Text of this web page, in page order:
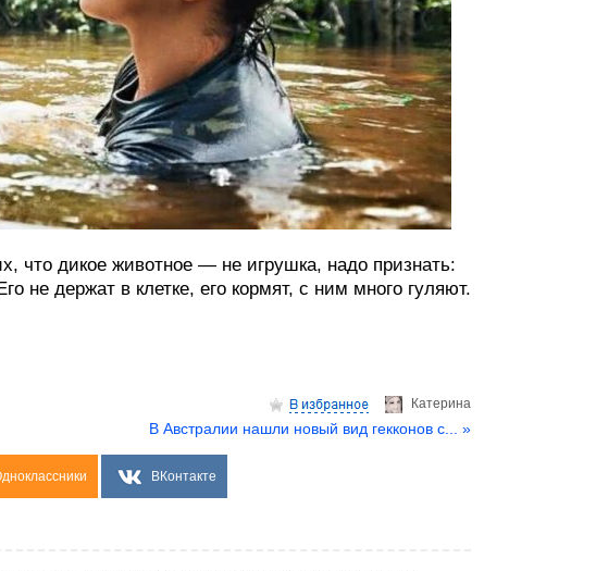
дикое животное — не игрушка, надо признать:
не держат в клетке, его кормят, с ним много гуляют.
Катерина
В Австралии нашли новый вид гекконов с... »
ВКонтакте